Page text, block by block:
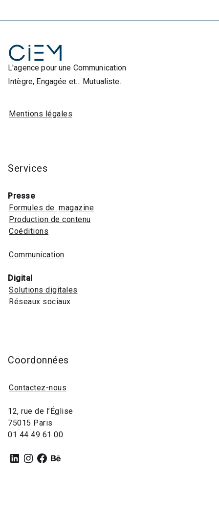
L'agence pour une Communication
Intègre, Engagée et… Mutualiste.
Mentions légales
Services
Presse
Formules de magazine
Production de contenu
Coéditions
Communication
Digital
Solutions digitales
Réseaux sociaux
Coordonnées
Contactez-nous
12, rue de l’Église
75015 Paris
01 44 49 61 00
LinkedIn Instagram Facebook Behance